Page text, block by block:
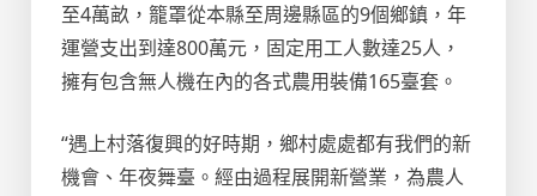
至4萬畝，籠罩從本縣至周邊縣區的9個鄉鎮，年
運營支出到達800萬元，固定用工人數達25人，
擁有包含無人機在內的各式農用裝備165臺套。
“遇上村落復興的好時期，鄉村處處都有我們的新
機會、年夜舞臺。經由過程展開新營業，為農人